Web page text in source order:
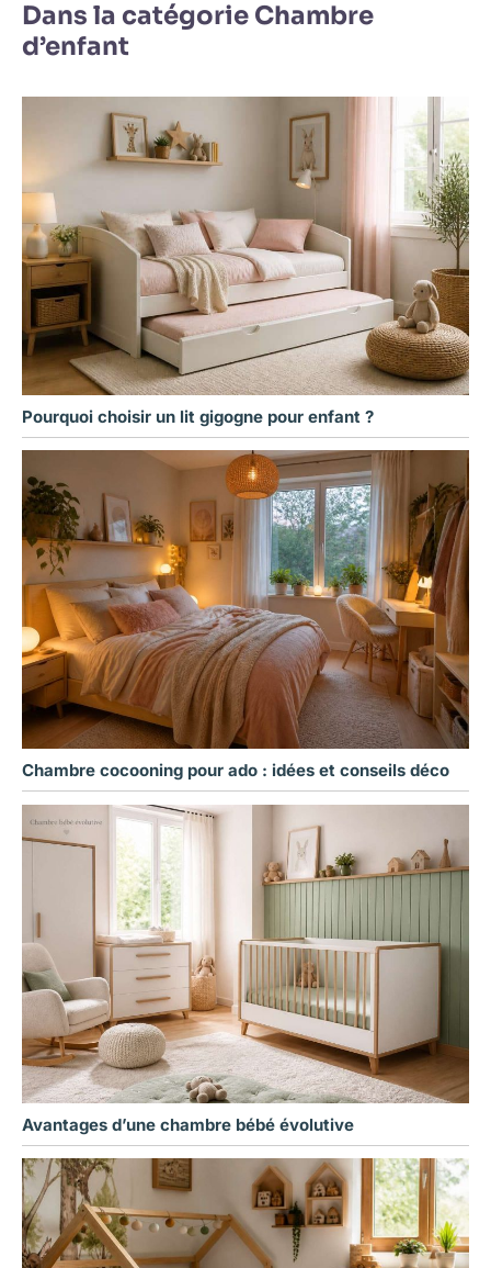
Dans la catégorie Chambre
d’enfant
Pourquoi choisir un lit gigogne pour enfant ?
Chambre cocooning pour ado : idées et conseils déco
Avantages d’une chambre bébé évolutive